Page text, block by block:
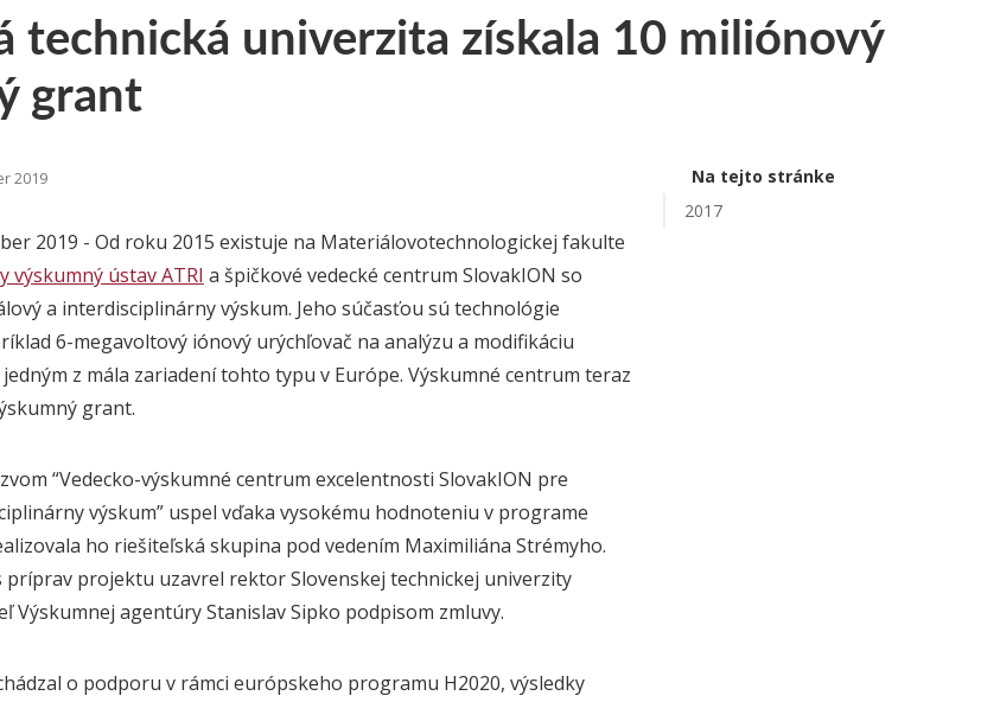
technická univerzita získala 10 miliónový
grant
Na tejto stránke
2017
2019
2019 - Od roku 2015 existuje na Materiálovotechnologickej fakulte
výskumný ústav ATRI a špičkové vedecké centrum SlovakION so
a interdisciplinárny výskum. Jeho súčasťou sú technológie
6-megavoltový iónový urýchľovač na analýzu a modifikáciu
z mála zariadení tohto typu v Európe. Výskumné centrum teraz
grant.
“Vedecko-výskumné centrum excelentnosti SlovakION pre
výskum” uspel vďaka vysokému hodnoteniu v programe
ho riešiteľská skupina pod vedením Maximiliána Strémyho.
projektu uzavrel rektor Slovenskej technickej univerzity
Výskumnej agentúry Stanislav Sipko podpisom zmluvy.
o podporu v rámci európskeho programu H2020, výsledky